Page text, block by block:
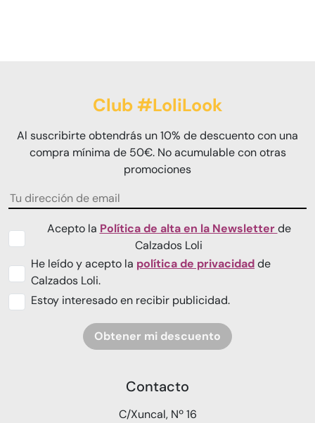
Club #LoliLook
Al suscribirte obtendrás un 10% de descuento con una
compra mínima de 50€. No acumulable con otras
promociones
Acepto la Política de alta en la Newsletterde
Calzados Loli
He leído y acepto la política de privacidadde
Calzados Loli.
Estoy interesado en recibir publicidad.
Obtener mi descuento
Contacto
C/Xuncal, Nº 16